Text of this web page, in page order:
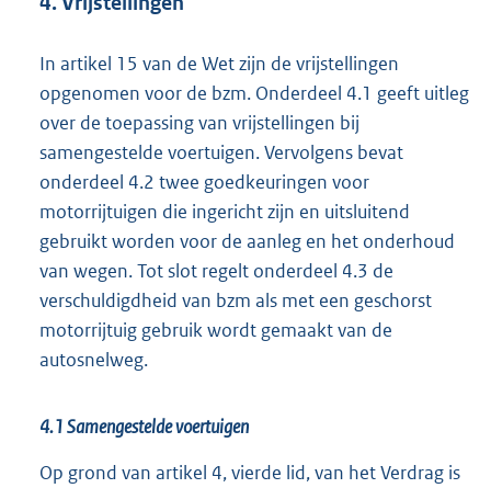
In artikel 15 van de Wet zijn de vrijstellingen
opgenomen voor de bzm. Onderdeel 4.1 geeft uitleg
over de toepassing van vrijstellingen bij
samengestelde voertuigen. Vervolgens bevat
onderdeel 4.2 twee goedkeuringen voor
motorrijtuigen die ingericht zijn en uitsluitend
gebruikt worden voor de aanleg en het onderhoud
van wegen. Tot slot regelt onderdeel 4.3 de
verschuldigdheid van bzm als met een geschorst
motorrijtuig gebruik wordt gemaakt van de
autosnelweg.
4.1 Samengestelde voertuigen
Op grond van artikel 4, vierde lid, van het Verdrag is